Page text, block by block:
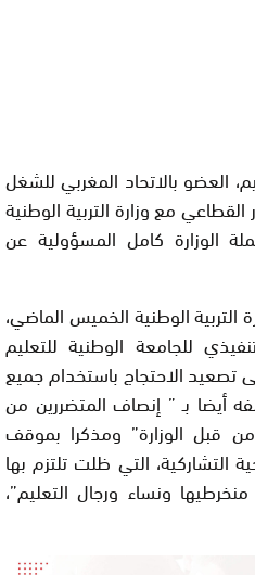
العضو بالاتحاد المغربي للشغل
مع وزارة التربية الوطنية
الوزارة كامل المسؤولية عن
التربية الوطنية الخميس الماضي،
للجامعة الوطنية للتعليم
على تصعيد الاحتجاج باستخدام جميع
أيضا بـ ” إنصاف المتضررين من
قبل الوزارة” ومذكرا بموقف
التشاركية، التي ظلت تلتزم بها
منخرطيها ونساء ورجال التعليم”،